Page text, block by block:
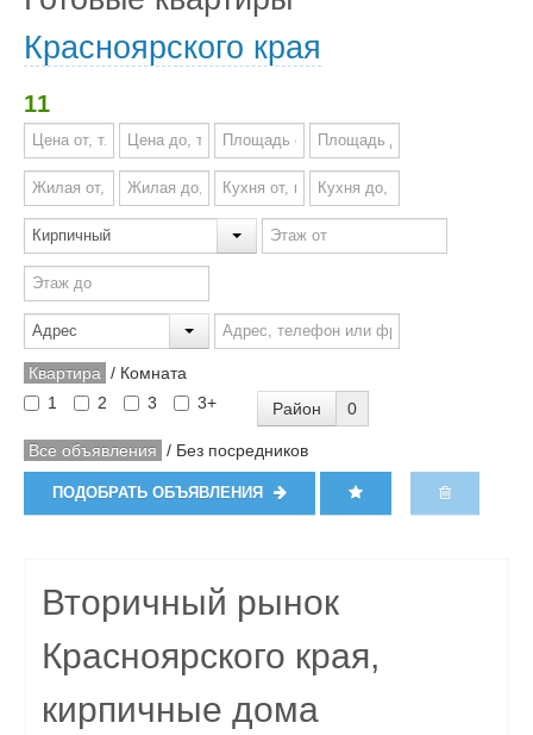
Красноярского края
11
Квартира / Комната
1
2 3 3+ Район 0
Все объявления / Без посредников
ПОДОБРАТЬ ОБЪЯВЛЕНИЯ
Вторичный рынок
Красноярского края,
кирпичные дома